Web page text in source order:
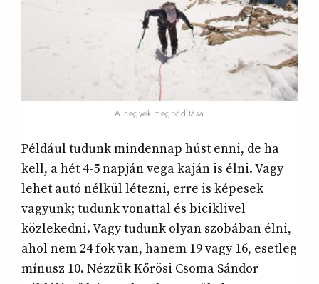
A hegyek meghódítása
Például tudunk mindennap húst enni, de ha
kell, a hét 4-5 napján vega kaján is élni. Vagy
lehet autó nélkül létezni, erre is képesek
vagyunk; tudunk vonattal és biciklivel
közlekedni. Vagy tudunk olyan szobában élni,
ahol nem 24 fok van, hanem 19 vagy 16, esetleg
mínusz 10. Nézzük Kőrösi Csoma Sándor